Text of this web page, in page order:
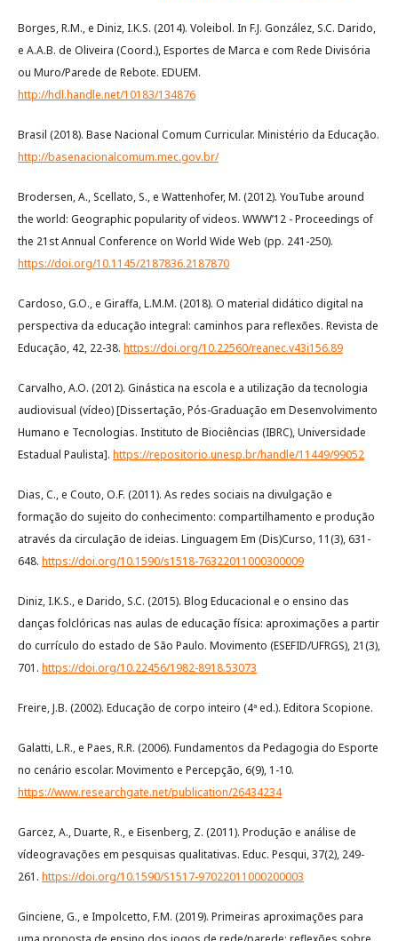
Borges, R.M., e Diniz, I.K.S. (2014). Voleibol. In F.J. González, S.C. Darido,
e A.A.B. de Oliveira (Coord.), Esportes de Marca e com Rede Divisória
ou Muro/Parede de Rebote. EDUEM.
http://hdl.handle.net/10183/134876
Brasil (2018). Base Nacional Comum Curricular. Ministério da Educação.
http://basenacionalcomum.mec.gov.br/
Brodersen, A., Scellato, S., e Wattenhofer, M. (2012). YouTube around
the world: Geographic popularity of videos. WWW’12 - Proceedings of
the 21st Annual Conference on World Wide Web (pp. 241-250).
https://doi.org/10.1145/2187836.2187870
Cardoso, G.O., e Giraffa, L.M.M. (2018). O material didático digital na
perspectiva da educação integral: caminhos para reflexões. Revista de
Educação, 42, 22-38. https://doi.org/10.22560/reanec.v43i156.89
Carvalho, A.O. (2012). Ginástica na escola e a utilização da tecnologia
audiovisual (vídeo) [Dissertação, Pós-Graduação em Desenvolvimento
Humano e Tecnologias. Instituto de Biociências (IBRC), Universidade
Estadual Paulista]. https://repositorio.unesp.br/handle/11449/99052
Dias, C., e Couto, O.F. (2011). As redes sociais na divulgação e
formação do sujeito do conhecimento: compartilhamento e produção
através da circulação de ideias. Linguagem Em (Dis)Curso, 11(3), 631-
648. https://doi.org/10.1590/s1518-76322011000300009
Diniz, I.K.S., e Darido, S.C. (2015). Blog Educacional e o ensino das
danças folclóricas nas aulas de educação física: aproximações a partir
do currículo do estado de São Paulo. Movimento (ESEFID/UFRGS), 21(3),
701. https://doi.org/10.22456/1982-8918.53073
Freire, J.B. (2002). Educação de corpo inteiro (4ª ed.). Editora Scopione.
Galatti, L.R., e Paes, R.R. (2006). Fundamentos da Pedagogia do Esporte
no cenário escolar. Movimento e Percepção, 6(9), 1-10.
https://www.researchgate.net/publication/26434234
Garcez, A., Duarte, R., e Eisenberg, Z. (2011). Produção e análise de
vídeogravações em pesquisas qualitativas. Educ. Pesqui, 37(2), 249-
261. https://doi.org/10.1590/S1517-97022011000200003
Ginciene, G., e Impolcetto, F.M. (2019). Primeiras aproximações para